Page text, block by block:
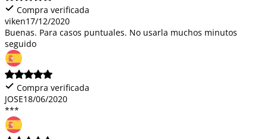
Compra verificada
viken17/12/2020
Buenas. Para casos puntuales. No usarla muchos minutos
seguido
Compra verificada
JOSE18/06/2020
***